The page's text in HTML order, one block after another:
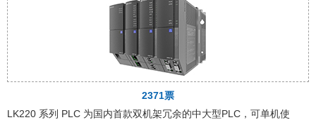
2371票
LK220 系列 PLC 为国内首款双机架冗余的中大型PLC，可单机使